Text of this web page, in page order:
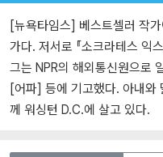
[뉴욕타임스] 베스트셀러 작
가다. 저서로 『소크라테스 익
그는 NPR의 해외통신원으로
[어파] 등에 기고했다. 아내와
께 워싱턴 D.C.에 살고 있다.